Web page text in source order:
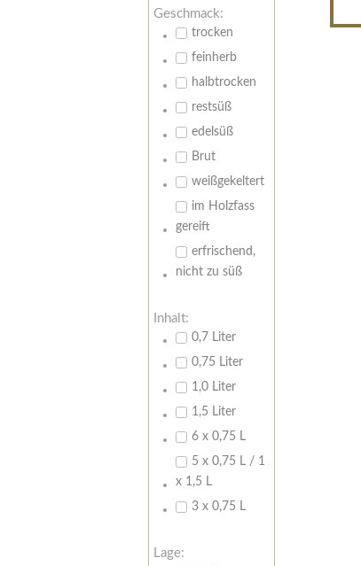
Geschmack:
trocken
feinherb
halbtrocken
restsüß
edelsüß
Brut
weißgekeltert
im Holzfass
gereift
erfrischend,
nicht zu süß
Inhalt:
0,7 Liter
0,75 Liter
1,0 Liter
1,5 Liter
6 x 0,75 L
5 x 0,75 L / 1
x 1,5 L
3 x 0,75 L
Lage: